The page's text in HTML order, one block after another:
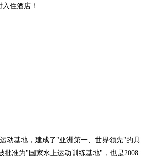
住酒店！
动基地，建成了"亚洲第一、世界领先"的具
准为"国家水上运动训练基地"，也是2008